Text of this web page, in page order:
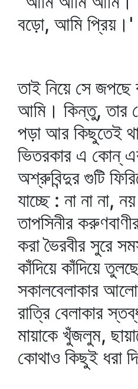
বড়ো, আমি প্রিয়।'
তাই নিয়ে সে
আমি। কিন্তু, তার
পড়া আর কিছুতেই
ভিতরকার এ কোন্‌
অশ্রুবিন্দুর গুটি
যাচ্ছে : না না না,
তাপসিনীর
করা ভৈরবীর সুরে
কাঁদিয়ে কাঁদিয়ে
সকালবেলাকার
রাত্রি বেলাকার
মায়াকে খুঁজলুম,
কোথাও কিছুই ধরা